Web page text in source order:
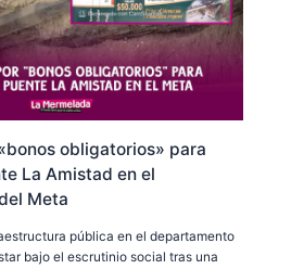
obligatorios» para
La Amistad en el
Meta
pública en el departamento
bajo el escrutinio social tras una